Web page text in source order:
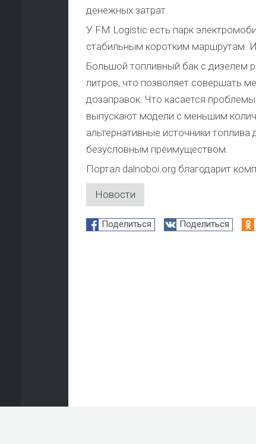
денежных затрат.
У FM Logistic есть парк
стабильным коротким маршрутам.
Большой топливный бак с дизелем
литров, что позволяет совершать
дозаправок. Что касается
выпускают модели с меньшим
альтернативные источники
безусловным преимуществом.
Портал dalnoboi.org благодарит
Новости
Поделиться Поделиться